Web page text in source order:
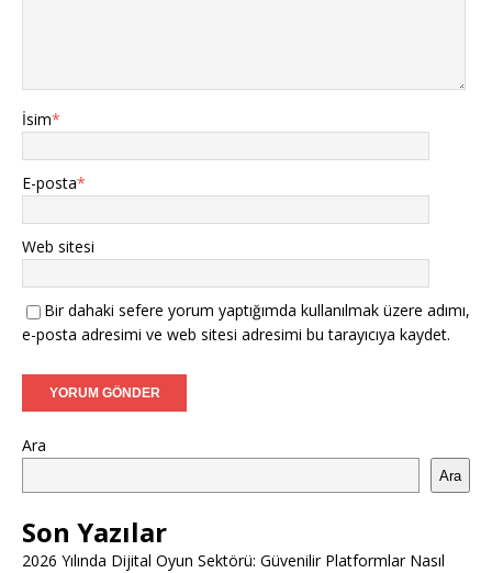
İsim*
E-posta*
Web sitesi
Bir dahaki sefere yorum yaptığımda kullanılmak üzere adımı,
e-posta adresimi ve web sitesi adresimi bu tarayıcıya kaydet.
Ara
Ara
Son Yazılar
2026 Yılında Dijital Oyun Sektörü: Güvenilir Platformlar Nasıl